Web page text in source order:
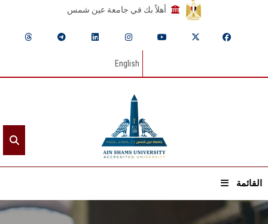
أهلاً بك في جامعة عين شمس
English
القائمة